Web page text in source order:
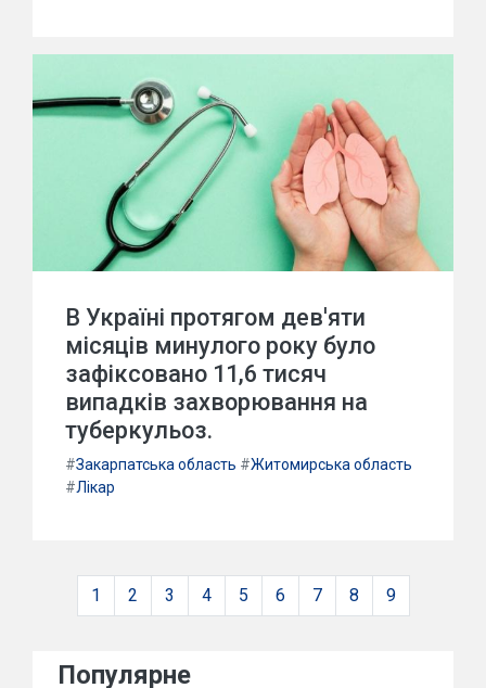
В Україні протягом дев'яти
місяців минулого року було
зафіксовано 11,6 тисяч
випадків захворювання на
туберкульоз.
#Закарпатська область #Житомирська область
#Лікар
1 2 3 4 5 6 7 8 9
Популярне